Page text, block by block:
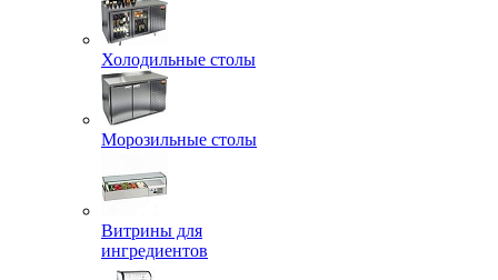
Холодильные столы
Морозильные столы
Витрины для
ингредиентов